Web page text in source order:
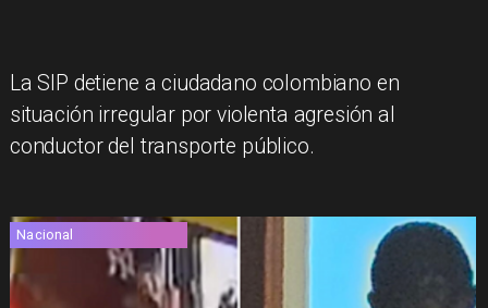
La SIP detiene a ciudadano colombiano en
situación irregular por violenta agresión al
conductor del transporte público.
Nacional